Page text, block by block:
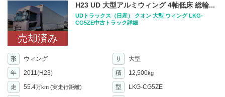
売却済み
H23 UD 大型アルミウィング 4軸低床 総輪...
UDトラックス（日産） クオン 大型 ウィング LKG-
CG5ZE中古トラック詳細
形 ウィング サ
大型
年
2011(H23) 積 12,500kg
走 55.4万km (実走行距離) 型
LKG-CG5ZE